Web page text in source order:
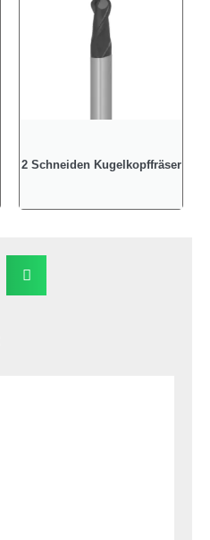
2 Schneiden Kugelkopffräser